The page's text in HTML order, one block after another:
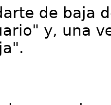
de baja
y, una